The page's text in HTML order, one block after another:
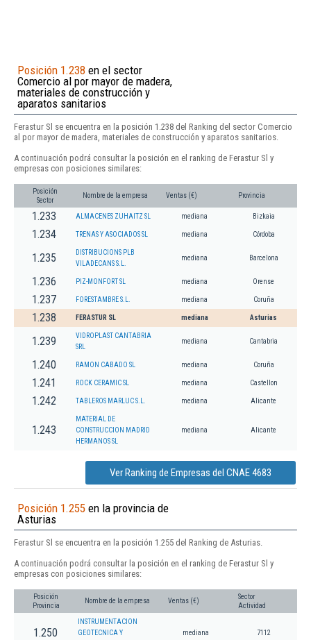
Posición 1.238 en el sector
Comercio al por mayor de madera,
materiales de construcción y
aparatos sanitarios
Ferastur Sl se encuentra en la posición 1.238 del Ranking del sector Comercio
al por mayor de madera, materiales de construcción y aparatos sanitarios.
A continuación podrá consultar la posición en el ranking de Ferastur Sl y
empresas con posiciones similares:
Posición
Sector
Nombre de la empresa Ventas (€) Provincia
1.233 ALMACENES ZUHAITZ SL mediana Bizkaia
1.234 TRENAS Y ASOCIADOS SL mediana Córdoba
1.235
DISTRIBUCIONS PLB
VILADECANS S.L.
mediana Barcelona
1.236 PIZ-MONFORT SL mediana Orense
1.237 FORESTAMBRE S.L. mediana Coruña
1.238 FERASTUR SL mediana Asturias
1.239
VIDROPLAST CANTABRIA
SRL
mediana Cantabria
1.240 RAMON CABADO SL mediana Coruña
1.241 ROCK CERAMIC SL mediana Castellon
1.242 TABLEROS MARLUC S.L. mediana Alicante
1.243
MATERIAL DE
CONSTRUCCION MADRID
HERMANOS SL
mediana Alicante
Ver Ranking de Empresas del CNAE 4683
Posición 1.255 en la provincia de
Asturias
Ferastur Sl se encuentra en la posición 1.255 del Ranking de Asturias.
A continuación podrá consultar la posición en el ranking de Ferastur Sl y
empresas con posiciones similares:
Posición
Provincia
Nombre de la empresa Ventas (€)
Sector
Actividad
1.250
INSTRUMENTACION
GEOTECNICA Y
mediana 7112